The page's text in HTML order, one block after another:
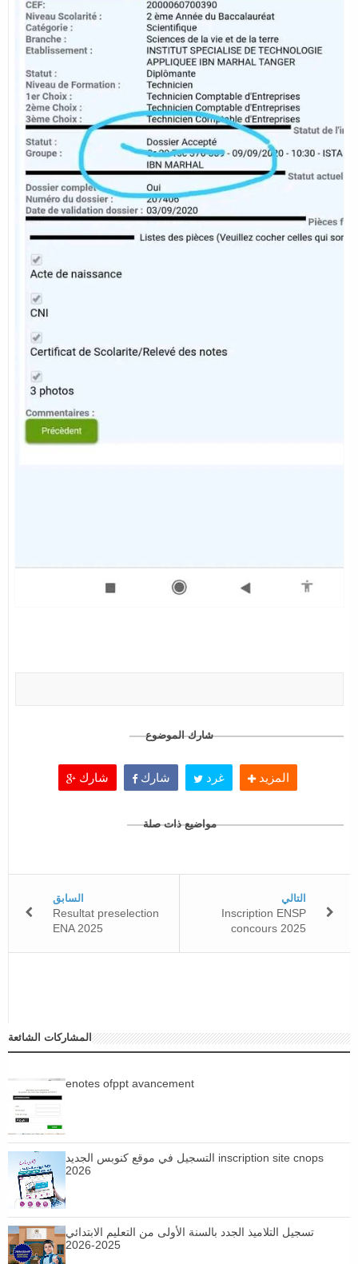
شارك الموضوع
شارك شارك غرد المزيد
مواضيع ذات صلة
التالي
Inscription ENSP
concours 2025
السابق
Resultat preselection
ENA 2025
المشاركات الشائعة
enotes ofppt avancement
التسجيل في موقع كنوبس الجديد inscription site cnops
2026
تسجيل التلاميذ الجدد بالسنة الأولى من التعليم الابتدائي
2025-2026